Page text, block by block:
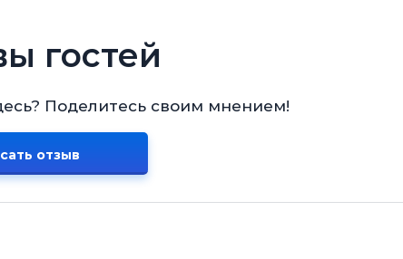
гостей
Поделитесь своим мнением!
отзыв